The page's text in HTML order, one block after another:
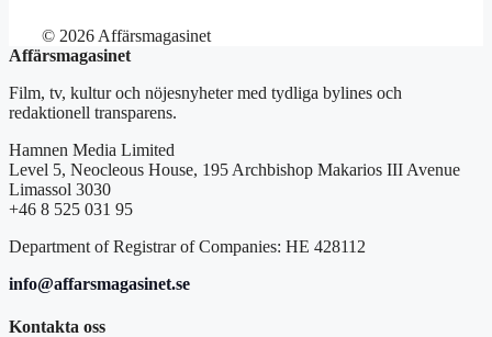
© 2026 Affärsmagasinet
Affärsmagasinet
Film, tv, kultur och nöjesnyheter med tydliga bylines och
redaktionell transparens.
Hamnen Media Limited
Level 5, Neocleous House, 195 Archbishop Makarios III Avenue
Limassol 3030
+46 8 525 031 95
Department of Registrar of Companies: HE 428112
info@affarsmagasinet.se
Kontakta oss